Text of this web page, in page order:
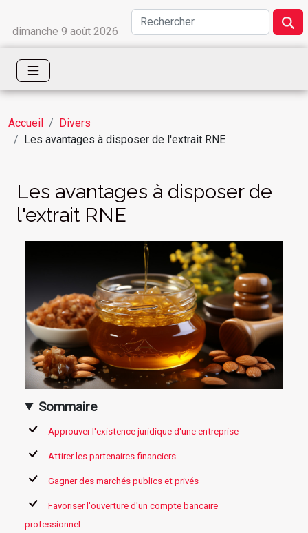
dimanche 9 août 2026
Accueil
Divers
Les avantages à disposer de l'extrait RNE
Les avantages à disposer de
l'extrait RNE
Sommaire
Approuver l'existence juridique d'une entreprise
Attirer les partenaires financiers
Gagner des marchés publics et privés
Favoriser l'ouverture d'un compte bancaire
professionnel